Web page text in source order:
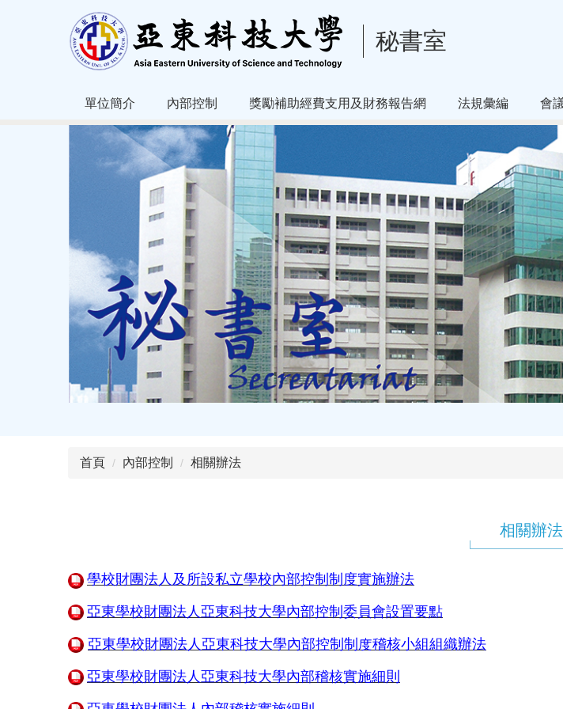
秘書室
單位簡介 內部控制 獎勵補助經費支用及財務報告網 法規彙編 會
首頁 內部控制 相關辦法
相關辦法
學校財團法人及所設私立學校內部控制制度實施辦法
亞東學校財團法人亞東科技大學內部控制委員會設置要點
亞東學校財團法人亞東科技大學內部控制制度稽核小組組織辦法
亞東學校財團法人亞東科技大學內部稽核實施細則